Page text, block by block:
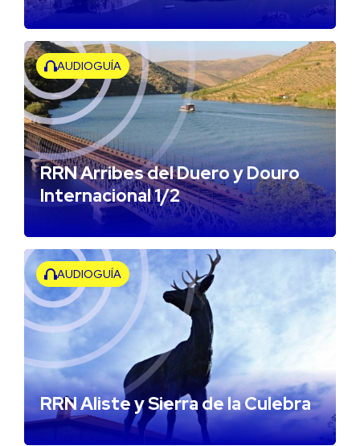
AUDIOGUÍA
RRN Arribes del Duero y Douro
Internacional 1/2
AUDIOGUÍA
RRN Aliste y Sierra de la Culebra